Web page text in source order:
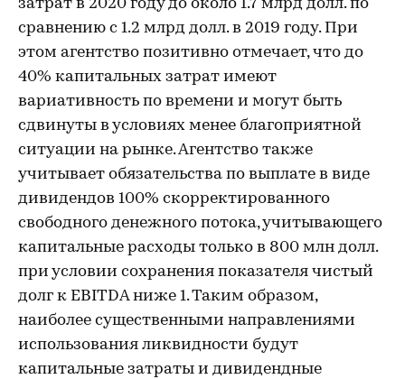
затрат в 2020 году до около 1.7 млрд долл. по
сравнению с 1.2 млрд долл. в 2019 году. При
этом агентство позитивно отмечает, что до
40% капитальных затрат имеют
вариативность по времени и могут быть
сдвинуты в условиях менее благоприятной
ситуации на рынке. Агентство также
учитывает обязательства по выплате в виде
дивидендов 100% скорректированного
свободного денежного потока, учитывающего
капитальные расходы только в 800 млн долл.
при условии сохранения показателя чистый
долг к EBITDA ниже 1. Таким образом,
наиболее существенными направлениями
использования ликвидности будут
капитальные затраты и дивидендные